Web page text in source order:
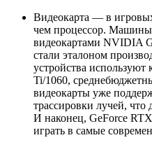
Видеокарта — в
чем процессор.
видеокартами NVIDIA
стали эталоном
устройства
Ti/1060,
видеокарты уже
трассировки лучей, что
И наконец, GeForce
играть в самые